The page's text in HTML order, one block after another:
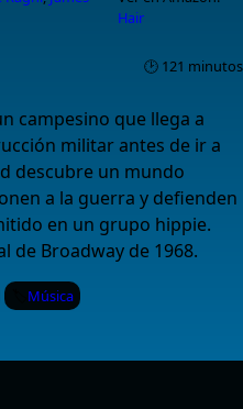
Hair
🕑 121 minutos
campesino que llega a
militar antes de ir a
descubre un mundo
a la guerra y defienden
en un grupo hippie.
de Broadway de 1968.
Música